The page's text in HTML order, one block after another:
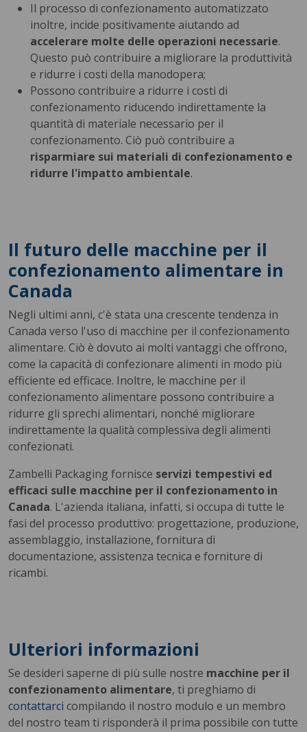
Il processo di confezionamento automatizzato
inoltre, incide positivamente aiutando ad
accelerare molte delle operazioni necessarie.
Questo può contribuire a migliorare la produttività
e ridurre i costi della manodopera;
Possono contribuire a ridurre i costi di
confezionamento riducendo indirettamente la
quantità di materiale necessario per il
confezionamento. Ciò può contribuire a
risparmiare sui materiali di confezionamento e
ridurre l'impatto ambientale.
Il futuro delle macchine per il
confezionamento alimentare in
Canada
Negli ultimi anni, c'è stata una crescente tendenza in
Canada verso l'uso di macchine per il confezionamento
alimentare. Ciò è dovuto ai molti vantaggi che offrono,
come la capacità di confezionare alimenti in modo più
efficiente ed efficace. Inoltre, le macchine per il
confezionamento alimentare possono contribuire a
ridurre gli sprechi alimentari, nonché migliorare
indirettamente la qualità complessiva degli alimenti
confezionati.
Zambelli Packaging fornisce servizi tempestivi ed
efficaci sulle macchine per il confezionamento in
Canada. L'azienda italiana, infatti, si occupa di tutte le
fasi del processo produttivo: progettazione, produzione,
assemblaggio, installazione, fornitura di
documentazione, assistenza tecnica e forniture di
ricambi.
Ulteriori informazioni
Se desideri saperne di più sulle nostre macchine per il
confezionamento alimentare, ti preghiamo di
contattarci compilando il nostro modulo e un membro
del nostro team ti risponderà il prima possibile con tutte